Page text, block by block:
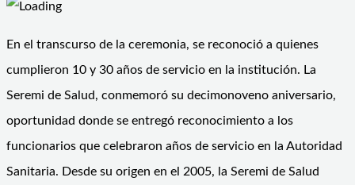
En el transcurso de la ceremonia, se reconoció a quienes
cumplieron 10 y 30 años de servicio en la institución. La
Seremi de Salud, conmemoró su decimonoveno aniversario,
oportunidad donde se entregó reconocimiento a los
funcionarios que celebraron años de servicio en la Autoridad
Sanitaria. Desde su origen en el 2005, la Seremi de Salud